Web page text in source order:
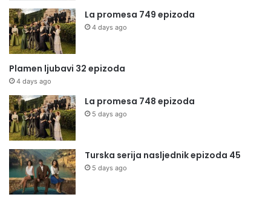
La promesa 749 epizoda
4 days ago
Plamen ljubavi 32 epizoda
4 days ago
La promesa 748 epizoda
5 days ago
Turska serija nasljednik epizoda 45
5 days ago